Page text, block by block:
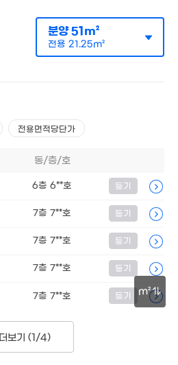
9.6억
157m²
매매 1억 7000만원
전용21m²
계약일 '26. 02
219m²
'08. 05
m²
분양51m²
전용 21.25m²
전용면적당단가
동/층/호
6층 6**호 등기
7층 7**호 등기
7층 7**호 등기
7층 7**호 등기
7층 7**호 등기
더보기 (1/4)